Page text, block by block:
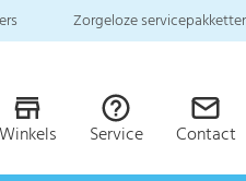
Zorgeloze
Winkels Service Contact